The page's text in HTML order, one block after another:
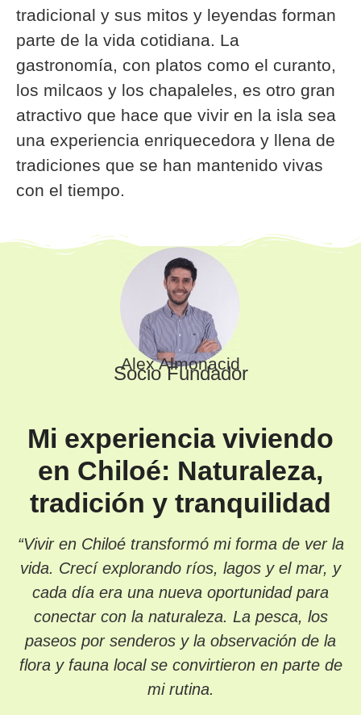
tradicional y sus mitos y leyendas forman
parte de la vida cotidiana. La
gastronomía, con platos como el curanto,
los milcaos y los chapaleles, es otro gran
atractivo que hace que vivir en la isla sea
una experiencia enriquecedora y llena de
tradiciones que se han mantenido vivas
con el tiempo.
Alex Almonacid
Socio Fundador
Mi experiencia viviendo
en Chiloé: Naturaleza,
tradición y tranquilidad
“Vivir en Chiloé transformó mi forma de ver la
vida. Crecí explorando ríos, lagos y el mar, y
cada día era una nueva oportunidad para
conectar con la naturaleza. La pesca, los
paseos por senderos y la observación de la
flora y fauna local se convirtieron en parte de
mi rutina.